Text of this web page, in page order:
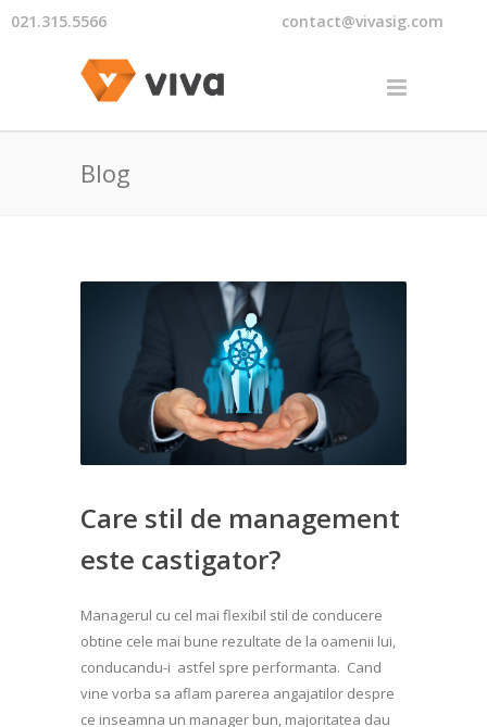
021.315.5566 contact@vivasig.com
Blog
Care stil de management
este castigator?
Managerul cu cel mai flexibil stil de conducere
obtine cele mai bune rezultate de la oamenii lui,
conducandu-i astfel spre performanta. Cand
vine vorba sa aflam parerea angajatilor despre
ce inseamna un manager bun, majoritatea dau